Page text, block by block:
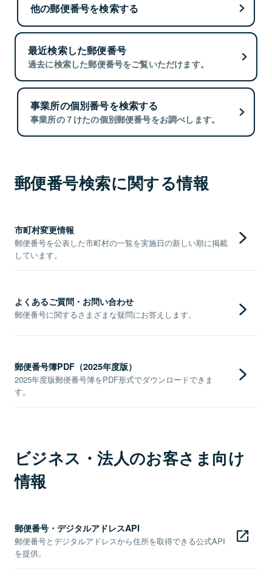
他の郵便番号を検索する
最近検索した郵便番号
過去に検索した郵便番号をご覧いただけます。
事業所の個別番号を検索する
事業所の７けたの個別郵便番号をお調べします。
郵便番号検索に関する情報
市町村変更情報
郵便番号を公表した市町村の一覧を実施日の新しい順に掲載
しています。
よくあるご質問・お問い合わせ
郵便番号に関するさまざまな疑問にお答えします。
郵便番号簿PDF（2025年度版）
2025年度版郵便番号簿をPDF形式でダウンロードできま
す。
ビジネス・法人のお客さま向け
情報
郵便番号・デジタルアドレスAPI
郵便番号とデジタルアドレスから住所を取得できる公式API
を提供。